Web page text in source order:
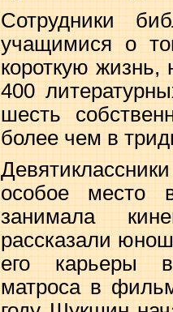
Сотрудники
учащимися о
короткую жизнь,
400
шесть
более чем в
особое место
занимала
рассказали
его карьеры
матроса в